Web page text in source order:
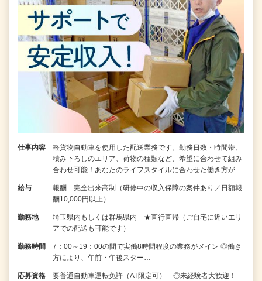
仕事内容
軽貨物自動車を使用した配送業務です。勤務日数・時間帯、
積み下ろしのエリア、荷物の種類など、希望に合わせて組み
合わせ可能！あなたのライフスタイルに合わせた働き方が…
給与
報酬 完全出来高制（研修中の収入保障の案件あり／日額報
酬10,000円以上）
勤務地
埼玉県内もしくは群馬県内 ★直行直帰（ご自宅に近いエリ
アでの配送も可能です）
勤務時間
7：00～19：00の間で実働8時間程度の業務がメイン ◎働き
方により、午前・午後スター…
応募資格 要普通自動車運転免許（AT限定可） ◎未経験者大歓迎！